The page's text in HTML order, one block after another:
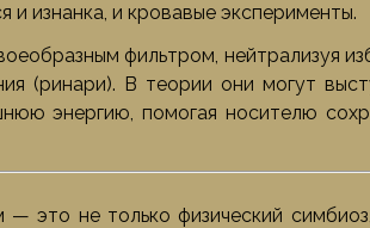
и изнанка, и кровавые эксперименты.
фильтром, нейтрализуя
(ринари). В теории они могут
энергию, помогая носителю
— это не только физический